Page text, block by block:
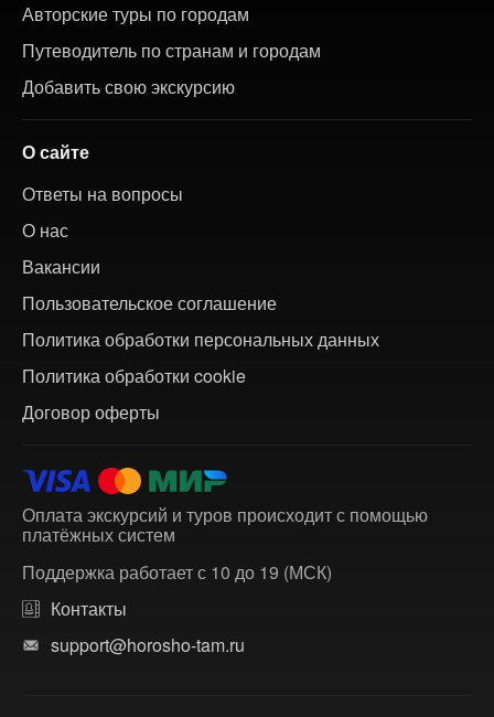
Авторские туры по городам
Путеводитель по странам и городам
Добавить свою экскурсию
О сайте
Ответы на вопросы
О нас
Вакансии
Пользовательское соглашение
Политика обработки персональных данных
Политика обработки cookie
Договор оферты
Оплата экскурсий и туров происходит с помощью
платёжных систем
Поддержка работает с 10 до 19 (МСК)
Контакты
support@horosho-tam.ru